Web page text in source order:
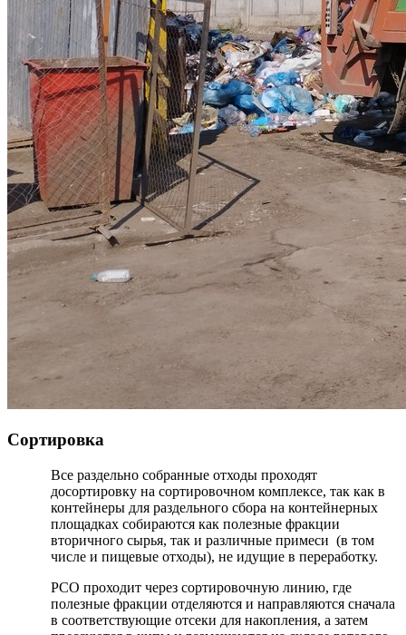
Сортировка
Все раздельно собранные отходы проходят
досортировку на сортировочном комплексе, так как в
контейнеры для раздельного сбора на контейнерных
площадках собираются как полезные фракции
вторичного сырья, так и различные примеси (в том
числе и пищевые отходы), не идущие в переработку.
РСО проходит через сортировочную линию, где
полезные фракции отделяются и направляются сначала
в соответствующие отсеки для накопления, а затем